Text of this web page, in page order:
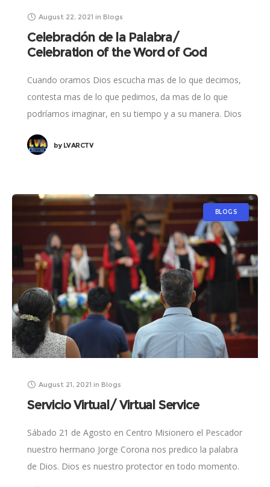
August 22, 2021 in Blogs
Celebración de la Palabra/
Celebration of the Word of God
Cuando oramos Dios escucha mas de lo que decimos,
contesta mas de lo que pedimos, da mas de lo que
podríamos imaginar, en su tiempo y a su manera. Dios
byLVARCTV
BLOGS
August 21, 2021 in Blogs
Servicio Virtual/ Virtual Service
Sábado 21 de Agosto en Centro Misionero el Pescador
nuestro hermano Jorge Corona nos predico la palabra
de Dios. Dios es nuestro protector en todo momento.